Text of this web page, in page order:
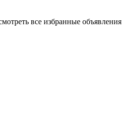
все избранные объявления